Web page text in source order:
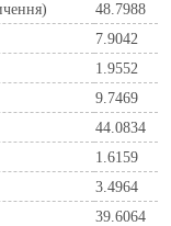
48.7988
7.9042
1.9552
9.7469
44.0834
1.6159
3.4964
39.6064